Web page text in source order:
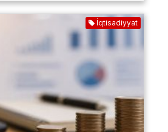
İqtisadiyyat